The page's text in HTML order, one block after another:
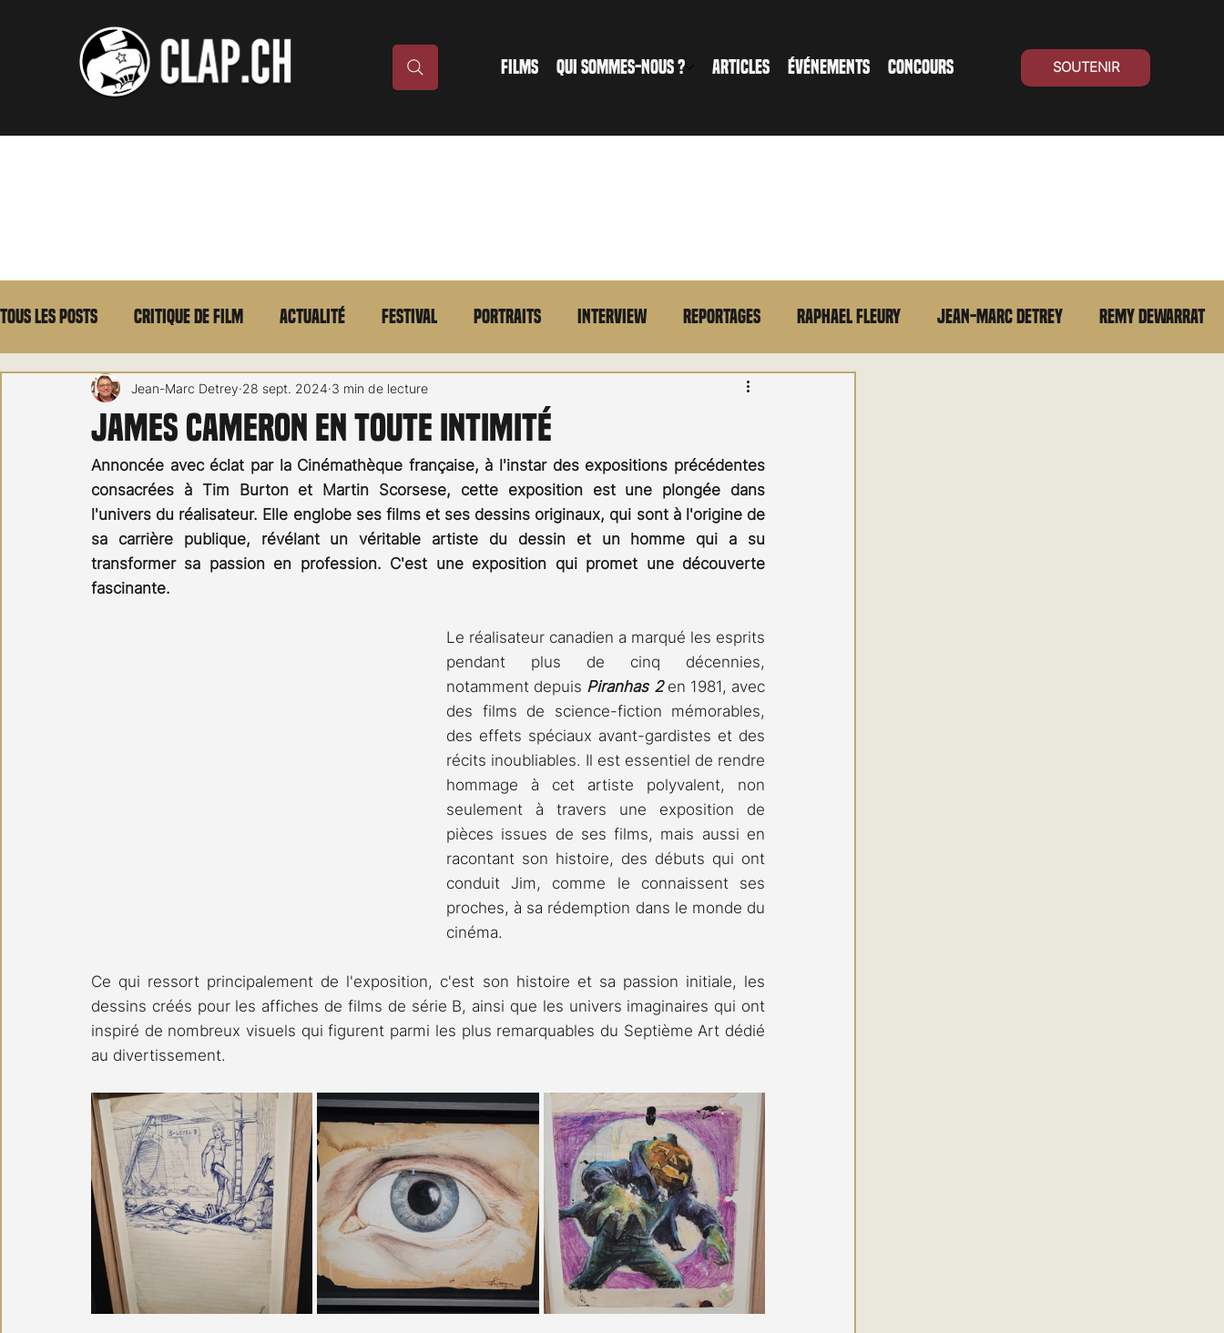
FILMS QUI SOMMES-NOUS ? ARTICLES ÉVÉNEMENTS CONCOURS SOUTENIR
Tous les posts Critique de film Actualité Festival Portraits Interview Reportages Raphael Fleury Jean-Marc Detrey Remy Dewarrat
Max Borg Laurent Scherlen Memento En bref
Carnet noir Open Air Série TV Stéfanie Rossier Streaming Stefanie Rossier Culture
James Cameron en toute intimité
Jean-Marc Detrey 28 sept. 2024 3 min de lecture
Annoncée avec éclat par la Cinémathèque française, à l'instar des expositions précédentes
consacrées à Tim Burton et Martin Scorsese, cette exposition est une plongée dans
l'univers du réalisateur. Elle englobe ses films et ses dessins originaux, qui sont à l'origine de
sa carrière publique, révélant un véritable artiste du dessin et un homme qui a su
transformer sa passion en profession. C'est une exposition qui promet une découverte
fascinante.
Le réalisateur canadien a marqué les esprits
pendant plus de cinq décennies,
notamment depuis Piranhas 2 en 1981, avec
des films de science-fiction mémorables,
des effets spéciaux avant-gardistes et des
récits inoubliables. Il est essentiel de rendre
hommage à cet artiste polyvalent, non
seulement à travers une exposition de
pièces issues de ses films, mais aussi en
racontant son histoire, des débuts qui ont
conduit Jim, comme le connaissent ses
proches, à sa rédemption dans le monde du
cinéma.
Ce qui ressort principalement de l'exposition, c'est son histoire et sa passion initiale, les
dessins créés pour les affiches de films de série B, ainsi que les univers imaginaires qui ont
inspiré de nombreux visuels qui figurent parmi les plus remarquables du Septième Art dédié
au divertissement.